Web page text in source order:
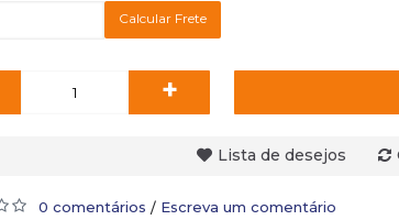
Calcular Frete
+
Lista de desejos
0 comentários / Escreva um comentário